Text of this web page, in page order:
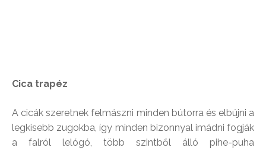
Cica trapéz
A cicák szeretnek felmászni minden bútorra és elbújni a
legkisebb zugokba, így minden bizonnyal imádni fogják
a falról lelógó, több szintből álló pihe-puha